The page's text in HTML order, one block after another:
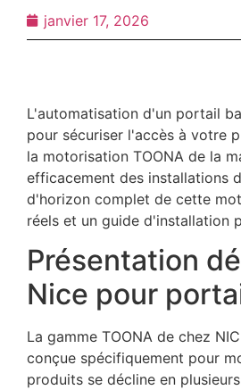
janvier 17, 2026
L'automatisation d'un portail
pour sécuriser l'accès à votre
la motorisation TOONA de la
efficacement des installations
d'horizon complet de cette
réels et un guide d'installation
Présentation
Nice pour
La gamme TOONA de chez
conçue spécifiquement pour
produits se décline en